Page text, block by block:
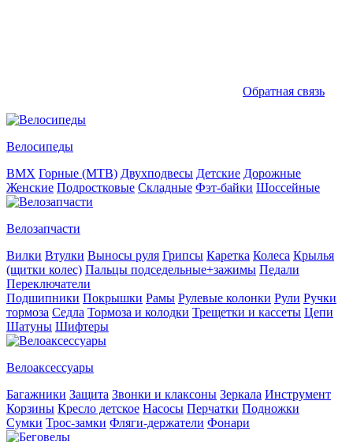
Обратная связь
Велосипеды
BMX Горные (MTB) Двухподвесы Детские Дорожные
Женские Подростковые Складные Фэт-байки Шоссейные
Велозапчасти
Вилки Втулки Выносы руля Грипсы Каретка Колеса Крылья
(щитки колес) Пальцы подседельные+зажимы Педали
Переключатели
Подшипники Покрышки Рамы Рулевые колонки Рули Ручки
тормоза Седла Тормоза и колодки Трещетки и кассеты Цепи
Шатуны Шифтеры
Велоаксессуары
Багажники Защита Звонки и клаксоны Зеркала Инструмент
Корзины Кресло детское Насосы Перчатки Подножки
Сумки Трос-замки Фляги-держатели Фонари